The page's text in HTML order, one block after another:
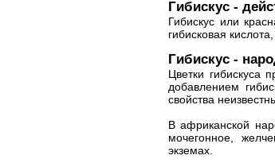
Гибискус -
Гибискус или
гибисковая
Гибискус -
Цветки гибискуса
добавлением
свойства
В африканской
мочегонное,
экземах.